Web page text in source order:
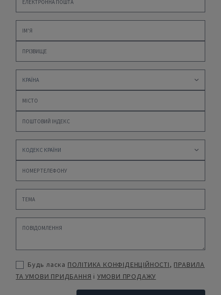
Будь ласка ПОЛІТИКА КОНФІДЕНЦІЙНОСТІ, ПРАВИЛА
ТА УМОВИ ПРИДБАННЯ і УМОВИ ПРОДАЖУ